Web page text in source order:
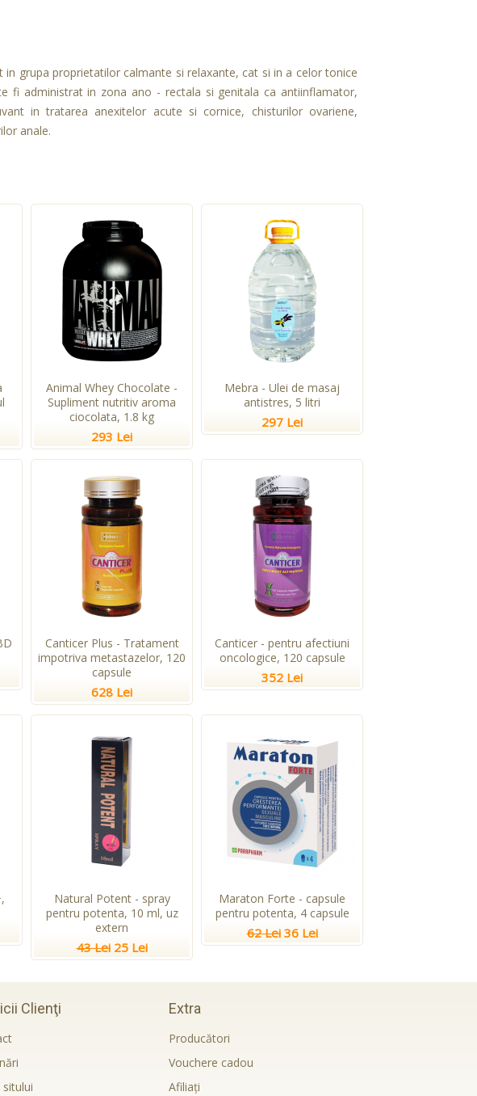
grupa proprietatilor calmante si relaxante, cat si in a celor tonice
fi administrat in zona ano - rectala si genitala ca antiinflamator,
in tratarea anexitelor acute si cornice, chisturilor ovariene,
anale.
Animal Whey Chocolate -
Supliment nutritiv aroma
ciocolata, 1.8 kg
293 Lei
Mebra - Ulei de masaj
antistres, 5 litri
297 Lei
Canticer Plus - Tratament
impotriva metastazelor, 120
capsule
628 Lei
Canticer - pentru afectiuni
oncologice, 120 capsule
352 Lei
Natural Potent - spray
pentru potenta, 10 ml, uz
extern
43 Lei 25 Lei
Maraton Forte - capsule
pentru potenta, 4 capsule
62 Lei 36 Lei
Clienţi Extra
Producători
Vouchere cadou
Afiliaţi